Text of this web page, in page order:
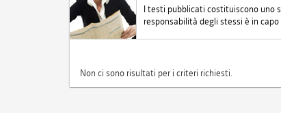
I testi pubblicati costituiscono uno
responsabilità degli stessi è in
Non ci sono risultati per i criteri richiesti.